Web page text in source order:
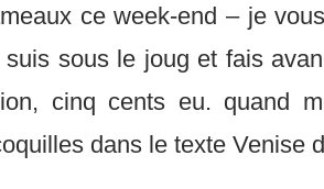
ce week-end – je
sous le joug et fais
cinq cents eu. quand
dans le texte Venise